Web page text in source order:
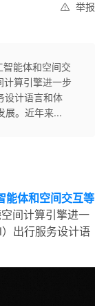
举报
智能体和空间交
计算引擎进一步
设计语言和体
展。近年来...
能体和空间交互等
间计算引擎进一
出行服务设计语